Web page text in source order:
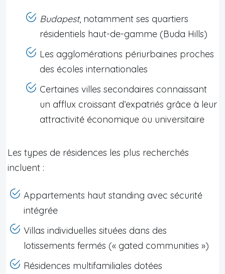
Budapest, notamment ses quartiers
résidentiels haut-de-gamme (Buda Hills)
Les agglomérations périurbaines proches
des écoles internationales
Certaines villes secondaires connaissant
un afflux croissant d’expatriés grâce à leur
attractivité économique ou universitaire
Les types de résidences les plus recherchés
incluent :
Appartements haut standing avec sécurité
intégrée
Villas individuelles situées dans des
lotissements fermés (« gated communities »)
Résidences multifamiliales dotées